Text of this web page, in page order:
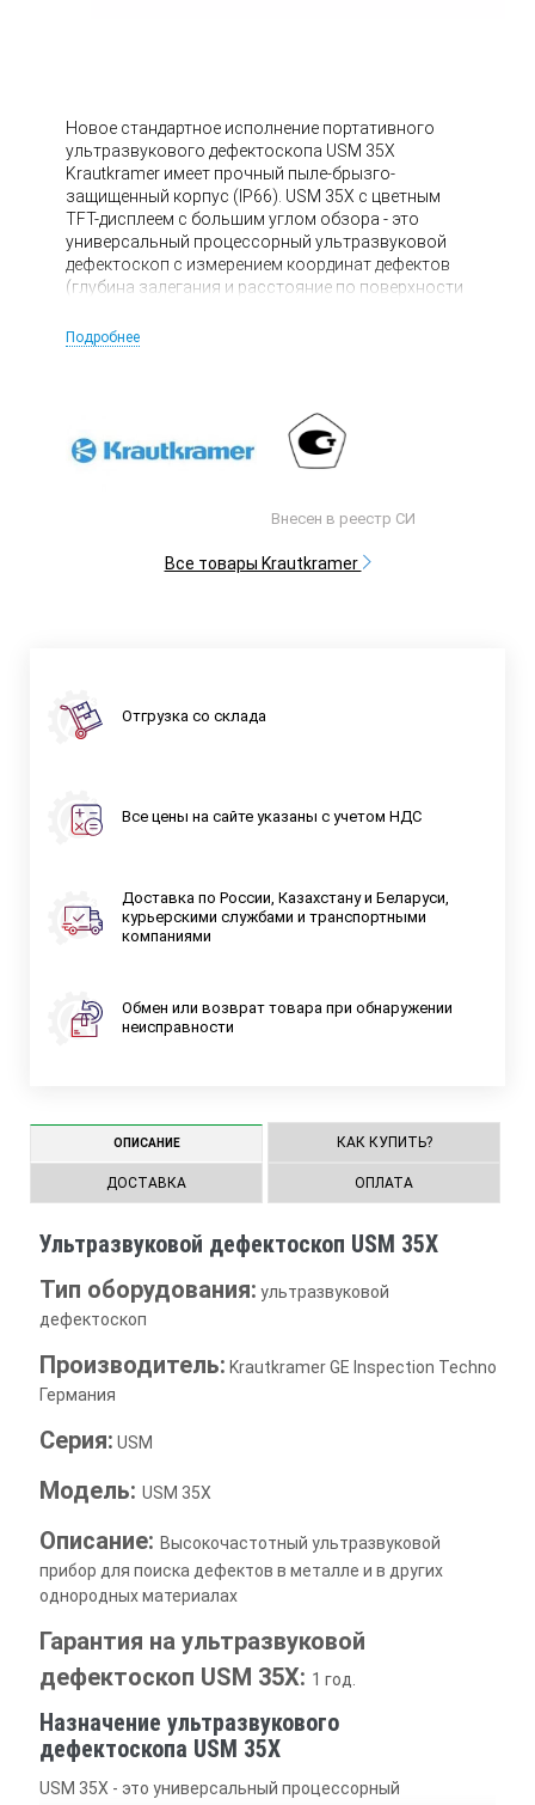
Новое стандартное исполнение портативного
ультразвукового дефектоскопа USM 35X
Krautkramer имеет прочный пыле-брызго-
защищенный корпус (IP66). USM 35X с цветным
TFT-дисплеем с большим углом обзора - это
универсальный процессорный ультразвуковой
дефектоскоп с измерением координат дефектов
(глубина залегания и расстояние по поверхности
работе с наклонными преобразователями),
часов. Ультразвуковой дефектоскоп USM 35X
внесен в Госреестр средств измерений РФ.
Подробнее
Внесен в реестр СИ
Все товары Krautkramer
Отгрузка со склада
Все цены на сайте указаны с учетом НДС
Доставка по России, Казахстану и Беларуси,
курьерскими службами и транспортными
компаниями
Обмен или возврат товара при обнаружении
неисправности
ОПИСАНИЕ КАК КУПИТЬ?
ДОСТАВКА ОПЛАТА
Ультразвуковой дефектоскоп USM 35X
Тип оборудования: ультразвуковой
дефектоскоп
Производитель: Krautkramer GE Inspection
Германия
Серия: USM
Модель: USM 35X
Описание: Высокочастотный ультразвуковой
прибор для поиска дефектов в металле и в других
однородных материалах
Гарантия на ультразвуковой
дефектоскоп USM 35X: 1 год.
Назначение ультразвукового
дефектоскопа USM 35X
USM 35X - это универсальный процессорный